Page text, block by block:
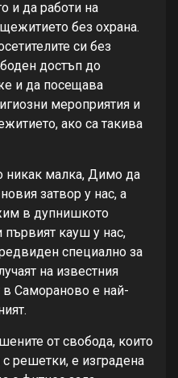
и да работи на
без охрана.
си без
достъп до
и да посещава
мероприятия и
ако са такива
никак малка, Димо да
затвор у нас, а
в дупнишкото
кауш у нас,
специално за
на известния
в Самораново е най-
от свобода, които
с решетки, е изградена